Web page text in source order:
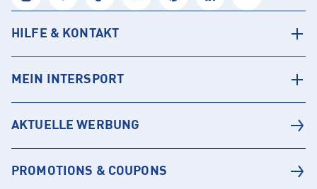
HILFE & KONTAKT
MEIN INTERSPORT
AKTUELLE WERBUNG
PROMOTIONS & COUPONS